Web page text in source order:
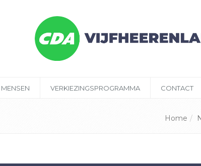
MENSEN VERKIEZINGSPROGRAMMA CONTACT
Home